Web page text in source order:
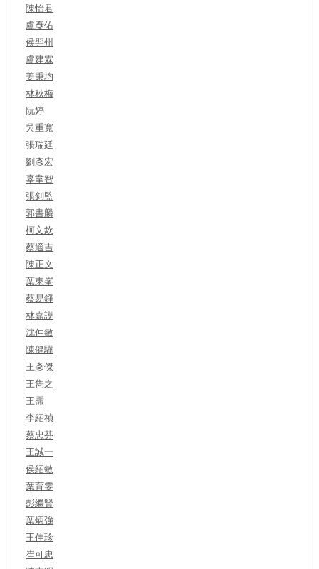
陳怡君
盧彥佑
侯羿州
盧建霖
姜秉均
林秋梅
阮婷
吳重寬
張瑞廷
劉彥宏
辜韋智
張釗監
郭書麟
柯文欽
蔡適吉
陳正文
葉東峯
蔡易錚
林嘉謨
沈仲敏
陳健驊
王彥傑
王雋之
王霈
李紹禎
蔡忠芬
王誠一
侯紹敏
葉育雯
彭繼賢
葉炳強
王佳珍
崔可忠